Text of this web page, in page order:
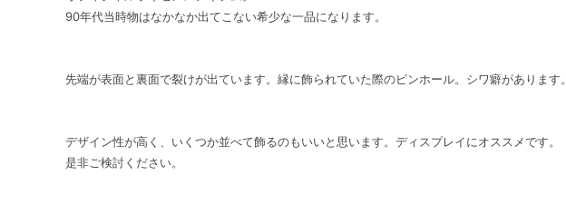
90年代当時物はなかなか出てこない希少な一品になります。
先端が表面と裏面で裂けが出ています。縁に飾られていた際のピンホール。シワ癖があります。
デザイン性が高く、いくつか並べて飾るのもいいと思います。ディスプレイにオススメです。
是非ご検討ください。